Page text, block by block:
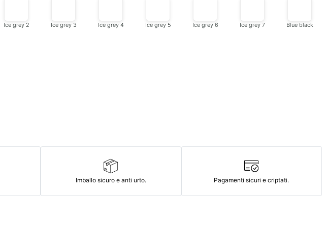
Ice grey 2 Ice grey 3 Ice grey 4 Ice grey 5 Ice grey 6 Ice grey 7 Blue black
Imballo sicuro e anti urto. Pagamenti sicuri e criptati.